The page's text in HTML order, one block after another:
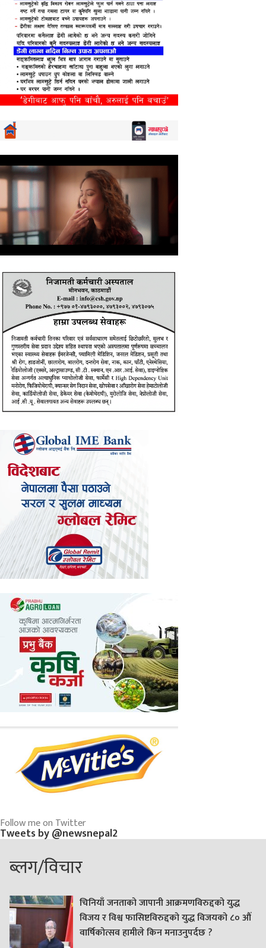
Follow me on Twitter
Tweets by @newsnepal2
ब्लग/विचार
चिनियाँ जनताको जापानी आक्रमणविरुद्दको युद्ध
विजय र विश्व फासिष्टविरुद्दको युद्ध विजयको ८० औं
वार्षिकोत्सव हामीले किन मनाउनुपर्दछ ?